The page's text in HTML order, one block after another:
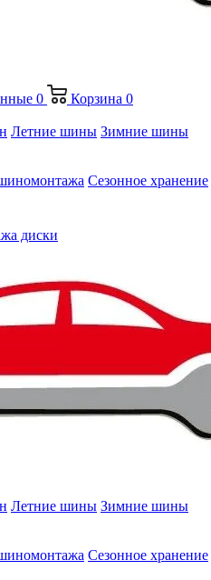
0 Корзина 0
Летние шины Зимние шины
Сезонное хранение
диски
Летние шины Зимние шины
Сезонное хранение